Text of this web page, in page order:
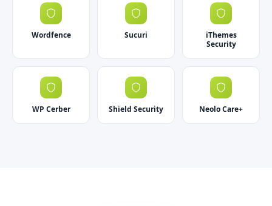
Wordfence Sucuri
iThemes
Security
WP Cerber Shield Security Neolo Care+